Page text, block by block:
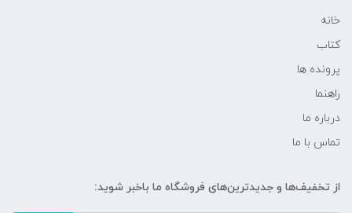
خانه
کتاب
پرونده ها
راهنما
درباره ما
تماس با ما
از تخفیف‌ها و جدیدترین‌های فروشگاه ما باخبر شوید: